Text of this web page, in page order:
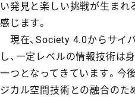
い発見と楽しい挑戦が生まれ
感じます。
現在、Society 4.0からサイ
し、一定レベルの情報技術は
一つとなってきています。今
ジカル空間技術との融合のた